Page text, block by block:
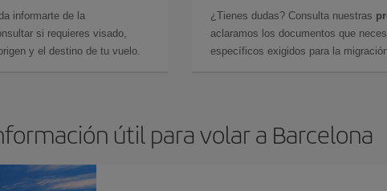
informarte de la
si requieres visado,
y el destino de tu vuelo.
¿Tienes dudas? Consulta nuestras
aclaramos los documentos que
específicos exigidos para la
útil para volar a Barcelona